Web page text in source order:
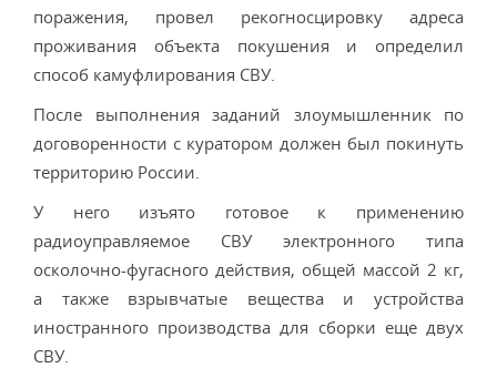
поражения, провел рекогносцировку адреса
проживания объекта покушения и определил
способ камуфлирования СВУ.
После выполнения заданий злоумышленник по
договоренности с куратором должен был покинуть
территорию России.
У него изъято готовое к применению
радиоуправляемое СВУ электронного типа
осколочно-фугасного действия, общей массой 2 кг,
а также взрывчатые вещества и устройства
иностранного производства для сборки еще двух
СВУ.